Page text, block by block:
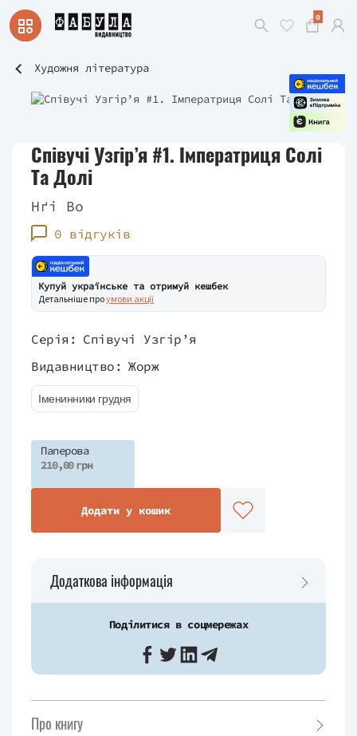
0
Художня література
Співучі Узгір’я #1. Імператриця Солі
Та Долі
Нґі Во
0 відгуків
Купуй українське та отримуй кешбек
Детальніше проумови акції
Серія: Співучі Узгір’я
Видавництво: Жорж
Іменинники грудня
Паперова
210,00 грн
Додати у кошик
Додаткова інформація
Поділитися в соцмережах
Про книгу